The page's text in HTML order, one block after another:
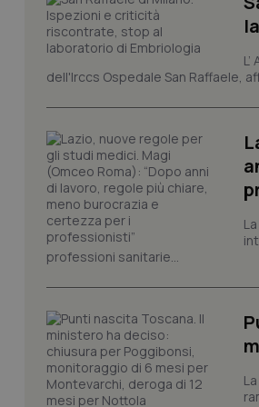
dell'Irccs Ospedale San Raffaele,
professioni sanitarie...